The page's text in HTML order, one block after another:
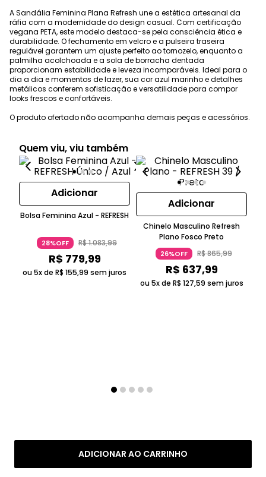
ADICIONAR AO CARRINHO
A Sandália Feminina Plana Refresh une a estética artesanal da
ráfia com a modernidade do design casual. Com certificação
vegana PETA, este modelo destaca-se pela consciência ética e
durabilidade. O fechamento em velcro e a pulseira traseira
regulável garantem um ajuste perfeito ao tornozelo, enquanto a
palmilha acolchoada e a sola de borracha dentada
proporcionam estabilidade e leveza incomparáveis. Ideal para o
dia a dia e momentos de lazer, sua cor azul marinho e detalhes
metálicos conferem sofisticação e versatilidade para compor
looks frescos e confortáveis.
O produto ofertado não acompanha demais peças e acessórios.
Quem viu, viu também
Adicionar
Bolsa Feminina Azul - REFRESH
28%OFF R$1.083,99
R$ 779,99
ou 5x de R$ 155,99 sem juros
Adicionar
Chinelo Masculino Refresh
Plano Fosco Preto
26%OFF R$865,99
R$ 637,99
ou 5x de R$ 127,59 sem juros